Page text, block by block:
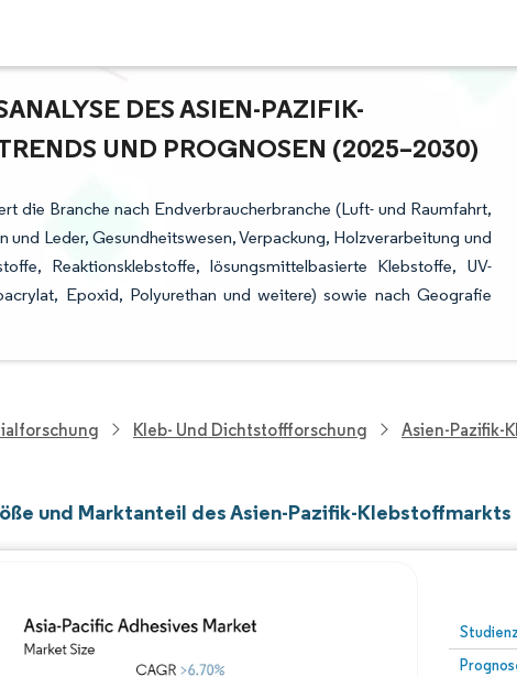
DES ASIEN-PAZIFIK-K
UND PROGNOSEN (2025–2030)
die Branche nach Endverbraucherbranche (Luft- und Raumfahrt,
Leder, Gesundheitswesen, Verpackung, Holzverarbeitung und
Reaktionsklebstoffe, lösungsmittelbasierte Klebstoffe, UV-
Epoxid, Polyurethan und weitere) sowie nach Geografie
Kleb- Und Dichtstoffforschung Asien-Pazifik-
und Marktanteil des Asien-Pazifik-Klebstoffmarkts